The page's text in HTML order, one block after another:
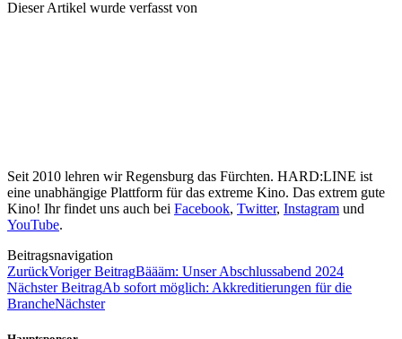
Dieser Artikel wurde verfasst von
Seit 2010 lehren wir Regensburg das Fürchten. HARD:LINE ist
eine unabhängige Plattform für das extreme Kino. Das extrem gute
Kino! Ihr findet uns auch bei Facebook, Twitter, Instagram und
YouTube.
Beitragsnavigation
ZurückVoriger BeitragBäääm: Unser Abschlussabend 2024
Nächster BeitragAb sofort möglich: Akkreditierungen für die
BrancheNächster